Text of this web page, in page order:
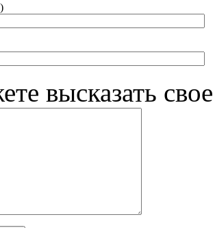
высказать